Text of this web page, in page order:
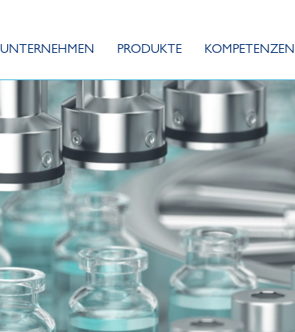
UNTERNEHMEN PRODUKTE KOMPETENZEN